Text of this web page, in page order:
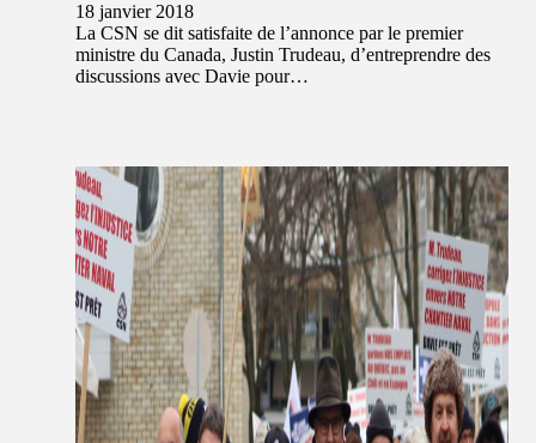
18 janvier 2018
La CSN se dit satisfaite de l’annonce par le premier
ministre du Canada, Justin Trudeau, d’entreprendre des
discussions avec Davie pour…